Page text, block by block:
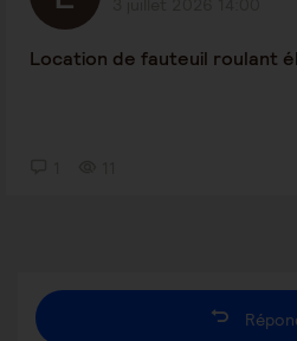
Location de fauteuil roulant